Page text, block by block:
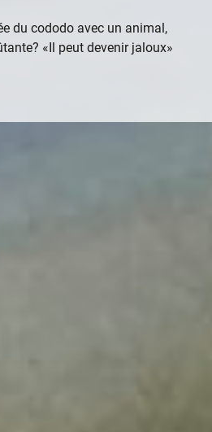
du cododo avec un animal,
«Il peut devenir jaloux»